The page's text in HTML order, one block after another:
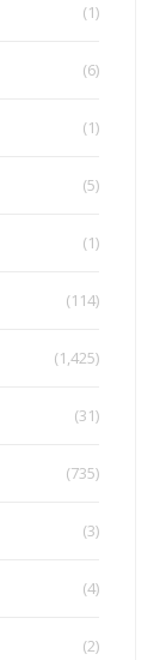
(1)
(6)
(1)
(5)
(1)
(114)
(1,425)
(31)
(735)
(3)
(4)
(2)